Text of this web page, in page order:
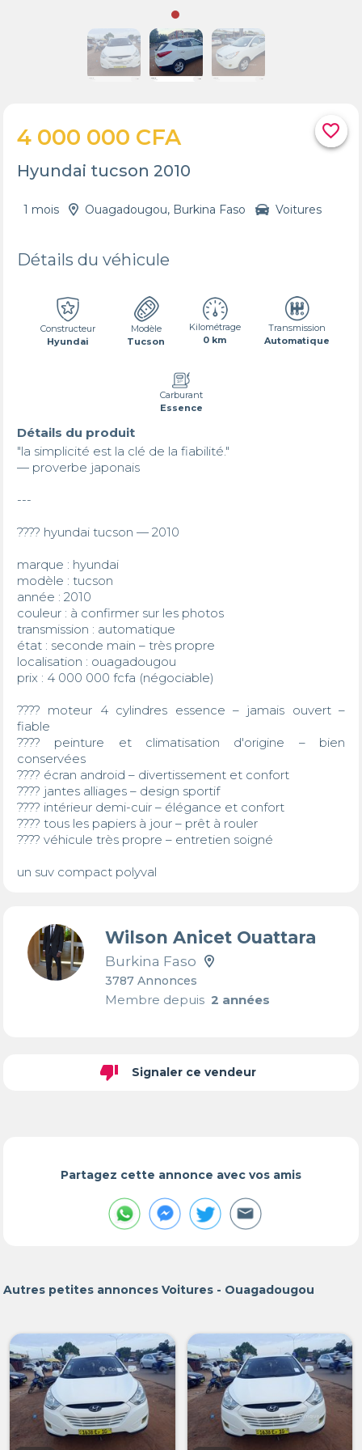
favorite_border
4 000 000 CFA
Hyundai tucson 2010
1 mois Ouagadougou, Burkina Faso Voitures
Détails du véhicule
Constructeur
Hyundai
Modèle
Tucson
Kilométrage
0 km
Transmission
Automatique
Carburant
Essence
Détails du produit
"la simplicité est la clé de la fiabilité."
— proverbe japonais
---
???? hyundai tucson — 2010
marque : hyundai
modèle : tucson
année : 2010
couleur : à confirmer sur les photos
transmission : automatique
état : seconde main – très propre
localisation : ouagadougou
prix : 4 000 000 fcfa (négociable)
???? moteur 4 cylindres essence – jamais ouvert –
fiable
???? peinture et climatisation d'origine – bien
conservées
???? écran android – divertissement et confort
???? jantes alliages – design sportif
???? intérieur demi-cuir – élégance et confort
???? tous les papiers à jour – prêt à rouler
???? véhicule très propre – entretien soigné
un suv compact polyval
Wilson Anicet Ouattara
Burkina Faso
3787 Annonces
Membre depuis2 années
thumb_down Signaler ce vendeur
Partagez cette annonce avec vos amis
Autres petites annonces Voitures - Ouagadougou